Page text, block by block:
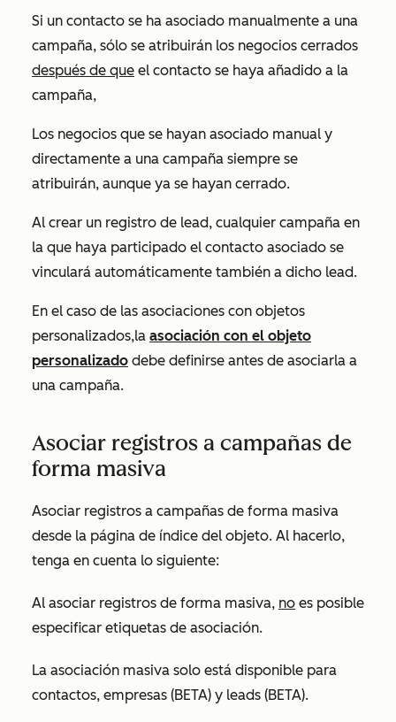
Si un contacto se ha asociado manualmente a una
campaña, sólo se atribuirán los negocios cerrados
después de que el contacto se haya añadido a la
campaña,
Los negocios que se hayan asociado manual y
directamente a una campaña siempre se
atribuirán, aunque ya se hayan cerrado.
Al crear un registro de lead, cualquier campaña en
la que haya participado el contacto asociado se
vinculará automáticamente también a dicho lead.
En el caso de las asociaciones con objetos
personalizados,la asociación con el objeto
personalizado debe definirse antes de asociarla a
una campaña.
Asociar registros a campañas de
forma masiva
Asociar registros a campañas de forma masiva
desde la página de índice del objeto. Al hacerlo,
tenga en cuenta lo siguiente:
Al asociar registros de forma masiva, no es posible
especificar etiquetas de asociación.
La asociación masiva solo está disponible para
contactos, empresas (BETA) y leads (BETA).